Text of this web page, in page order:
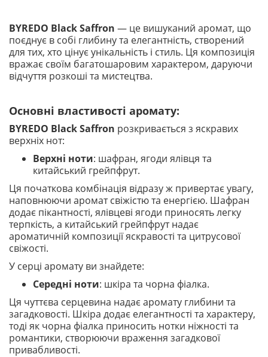
BYREDO Black Saffron — це вишуканий аромат, що
поєднує в собі глибину та елегантність, створений
для тих, хто цінує унікальність і стиль. Ця композиція
вражає своїм багатошаровим характером, даруючи
відчуття розкоші та мистецтва.
Основні властивості аромату:
BYREDO Black Saffron розкривається з яскравих
верхніх нот:
Верхні ноти: шафран, ягоди ялівця та
китайський грейпфрут.
Ця початкова комбінація відразу ж привертає увагу,
наповнюючи аромат свіжістю та енергією. Шафран
додає пікантності, ялівцеві ягоди приносять легку
терпкість, а китайський грейпфрут надає
ароматичній композиції яскравості та цитрусової
свіжості.
У серці аромату ви знайдете:
Середні ноти: шкіра та чорна фіалка.
Ця чуттєва серцевина надає аромату глибини та
загадковості. Шкіра додає елегантності та характеру,
тоді як чорна фіалка приносить нотки ніжності та
романтики, створюючи враження загадкової
привабливості.